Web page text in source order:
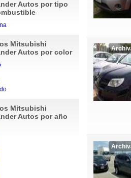
Autos por tipo
Mitsubishi
Autos por color
Mitsubishi
Autos por año